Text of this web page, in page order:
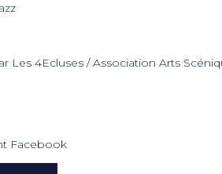
Les 4Ecluses / Association Arts
Facebook